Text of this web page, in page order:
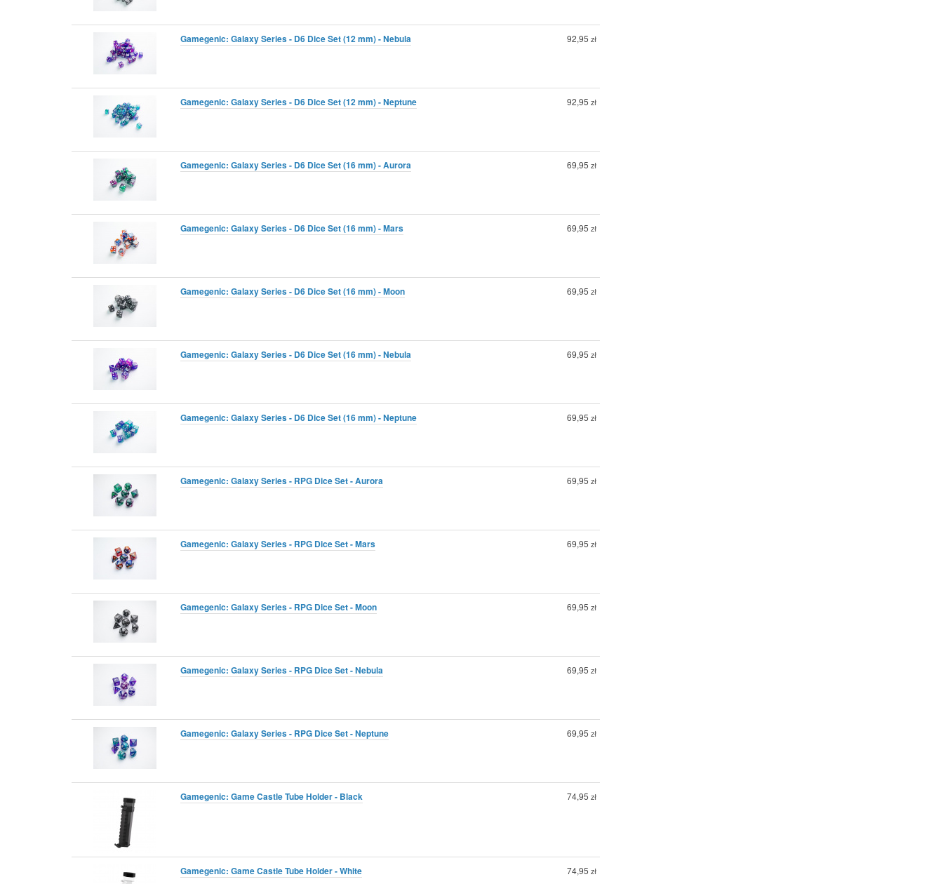
Gamegenic: Galaxy Series - D6 Dice Set (12 mm) - Nebula 92,95 zł
Gamegenic: Galaxy Series - D6 Dice Set (12 mm) - Neptune 92,95 zł
Gamegenic: Galaxy Series - D6 Dice Set (16 mm) - Aurora 69,95 zł
Gamegenic: Galaxy Series - D6 Dice Set (16 mm) - Mars 69,95 zł
Gamegenic: Galaxy Series - D6 Dice Set (16 mm) - Moon 69,95 zł
Gamegenic: Galaxy Series - D6 Dice Set (16 mm) - Nebula 69,95 zł
Gamegenic: Galaxy Series - D6 Dice Set (16 mm) - Neptune 69,95 zł
Gamegenic: Galaxy Series - RPG Dice Set - Aurora 69,95 zł
Gamegenic: Galaxy Series - RPG Dice Set - Mars 69,95 zł
Gamegenic: Galaxy Series - RPG Dice Set - Moon 69,95 zł
Gamegenic: Galaxy Series - RPG Dice Set - Nebula 69,95 zł
Gamegenic: Galaxy Series - RPG Dice Set - Neptune 69,95 zł
Gamegenic: Game Castle Tube Holder - Black 74,95 zł
Gamegenic: Game Castle Tube Holder - White 74,95 zł